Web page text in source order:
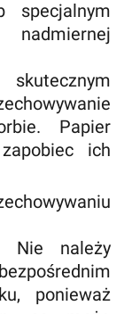
specjalnym
Papier
ich
Nie należy
ponieważ